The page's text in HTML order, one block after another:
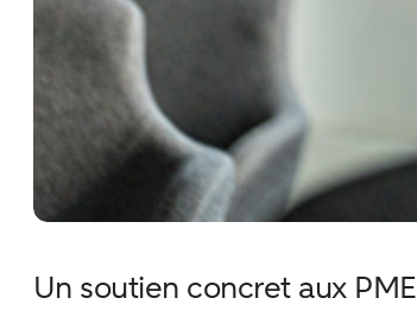
Un soutien concret aux PME